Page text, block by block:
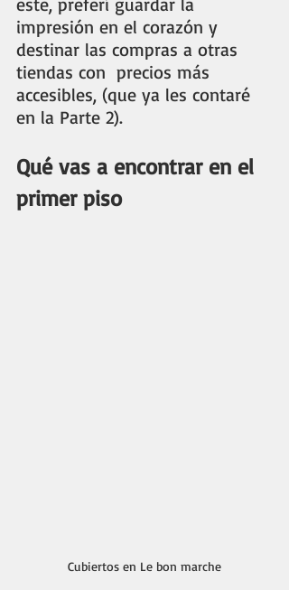
impresión en el corazón y
destinar las compras a otras
tiendas con  precios más
accesibles, (que ya les contaré
en la Parte 2).
Qué vas a encontrar en el
primer piso
Cubiertos en Le bon marche